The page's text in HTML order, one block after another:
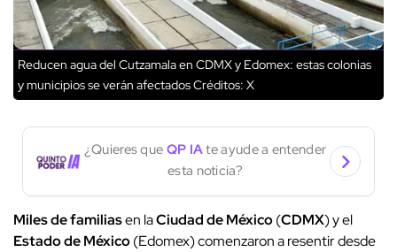
Reducen agua del Cutzamala en CDMX y Edomex: estas colonias
y municipios se verán afectadosCréditos: X
¿Quieres que QP IAte ayude a entender
esta noticia?
Miles de familiasen laCiudad de México(CDMX) y el
Estado de México(Edomex) comenzaron a resentir desde